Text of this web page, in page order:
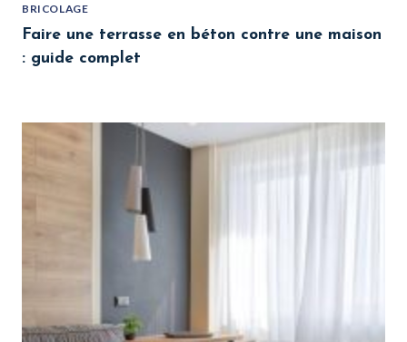
BRICOLAGE
Faire une terrasse en béton contre une maison
: guide complet